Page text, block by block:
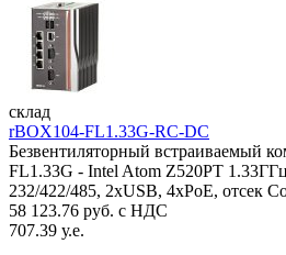
склад
rBOX104-FL1.33G-RC-DC
Безвентиляторный встраиваемый
FL1.33G - Intel Atom Z520PT
232/422/485, 2xUSB, 4xPoE, отсек
58 123.76 руб. с НДС
707.39 у.е.